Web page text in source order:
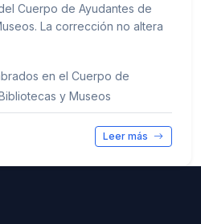
Cuerpo de Ayudantes de
La corrección no altera
en el Cuerpo de
y Museos
Leer más